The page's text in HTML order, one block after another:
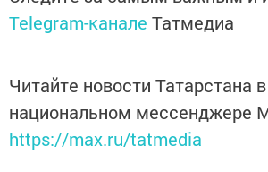
Telegram-канале Татмедиа
Читайте новости Татарстана в
национальном мессенджере
https://max.ru/tatmedia